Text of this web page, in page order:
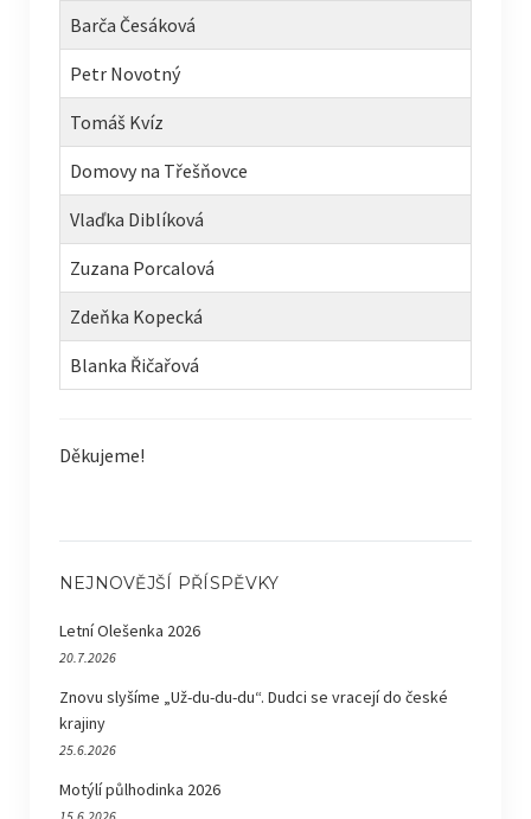
Barča Česáková
Petr Novotný
Tomáš Kvíz
Domovy na Třešňovce
Vlaďka Diblíková
Zuzana Porcalová
Zdeňka Kopecká
Blanka Řičařová
Děkujeme!
NEJNOVĚJŠÍ PŘÍSPĚVKY
Letní Olešenka 2026
20.7.2026
Znovu slyšíme „Už-du-du-du“. Dudci se vracejí do české
krajiny
25.6.2026
Motýlí půlhodinka 2026